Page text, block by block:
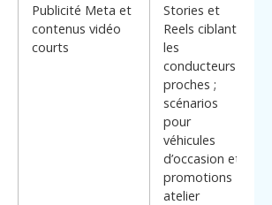
Publicité Meta et
contenus vidéo
courts
Stories et
Reels ciblant
les
conducteurs
proches ;
scénarios
pour
véhicules
d’occasion et
promotions
atelier